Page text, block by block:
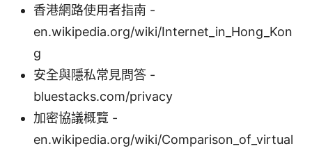
香港網路使用者指南 -
en.wikipedia.org/wiki/Internet_in_Hong_Kon
g
安全與隱私常見問答 -
bluestacks.com/privacy
加密協議概覽 -
en.wikipedia.org/wiki/Comparison_of_virtual